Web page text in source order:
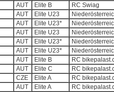
AUT Elite B
RC Swiag
AUT Elite U23
AUT Elite U23*
AUT Elite U23
AUT Elite U23*
AUT Elite U23*
AUT Elite B
RC
AUT Elite C
RC
CZE Elite A
RC
AUT Elite A
RC